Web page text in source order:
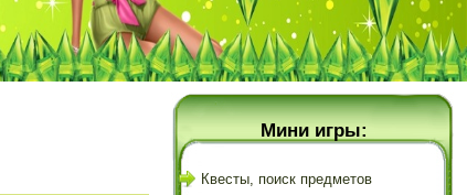
Мини игры:
Квесты, поиск предметов